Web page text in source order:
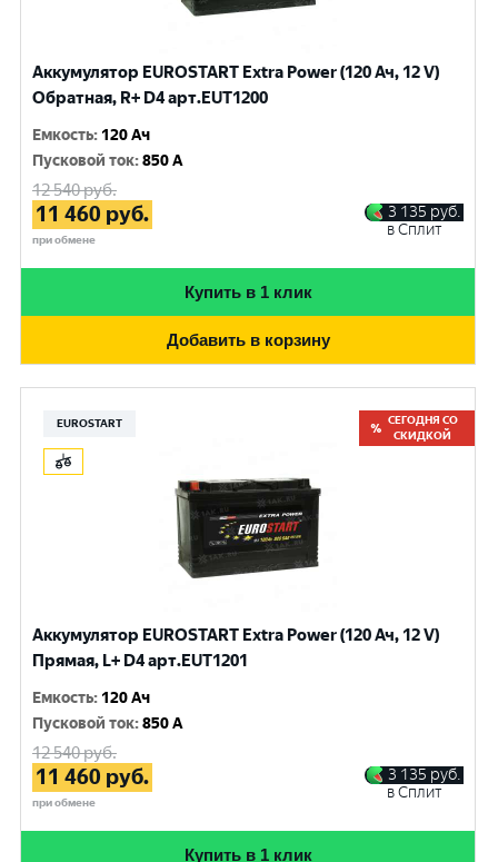
Аккумулятор EUROSTART Extra Power (120 Ач, 12 V)
Обратная, R+ D4 арт.EUT1200
Емкость: 120 Ач
Пусковой ток:850 A
12 540руб.
11 460 руб.
при обмене
3 135 руб.
в Сплит
Купить в 1 клик
Добавить в корзину
EUROSTART
СЕГОДНЯ СО
СКИДКОЙ
Аккумулятор EUROSTART Extra Power (120 Ач, 12 V)
Прямая, L+ D4 арт.EUT1201
Емкость: 120 Ач
Пусковой ток:850 A
12 540руб.
11 460 руб.
при обмене
3 135 руб.
в Сплит
Купить в 1 клик